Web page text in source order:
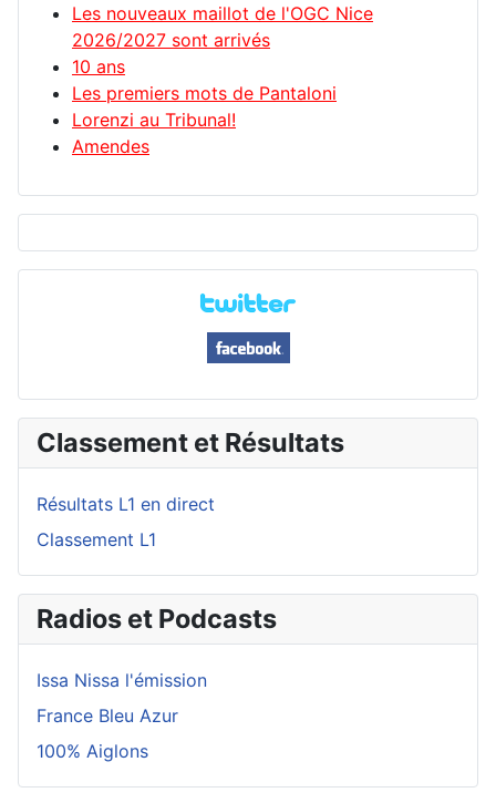
Les nouveaux maillot de l'OGC Nice
2026/2027 sont arrivés
10 ans
Les premiers mots de Pantaloni
Lorenzi au Tribunal!
Amendes
Classement et Résultats
Résultats L1 en direct
Classement L1
Radios et Podcasts
Issa Nissa l'émission
France Bleu Azur
100% Aiglons